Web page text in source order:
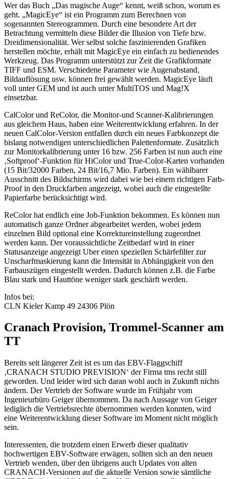
Wer das Buch „Das magische Auge“ kennt, weiß schon, worum es
geht. „MagicEye“ ist ein Programm zum Berechnen von
sogenannten Stereogrammen. Durch eine besondere Art der
Betrachtung vermitteln diese Bilder die Illusion von Tiefe bzw.
Dreidimensionalität. Wer selbst solche faszinierenden Grafiken
herstellen möchte, erhält mit MagicEye ein einfach zu bedienendes
Werkzeug. Das Programm unterstützt zur Zeit die Grafikformate
TIFF und ESM. Verschiedene Parameter wie Augenabstand,
Bildauflösung usw. können frei gewählt werden. MagicEye läuft
voll unter GEM und ist auch unter MultiTOS und Mag!X
einsetzbar.
CalColor und ReColor, die Monitor-und Scanner-Kalibrierungen
aus gleichem Haus, haben eine Weiterentwicklung erfahren. In der
neuen CalColor-Version entfallen durch ein neues Farbkonzept die
bislang notwendigen unterschiedlichen Palettenformate. Zusätzlich
zur Monitorkalibrierung unter 16 bzw. 256 Farben ist nun auch eine
‚Softproof‘-Funktion für HiColor und True-Color-Karten vorhanden
(15 Bit/32000 Farben, 24 Bit/16,7 Mio. Farben). Ein wählbarer
Ausschnitt des Bildschirms wird dabei wie bei einem richtigen Farb-
Proof in den Druckfarben angezeigt, wobei auch die eingestellte
Papierfarbe berücksichtigt wird.
ReColor hat endlich eine Job-Funktion bekommen. Es können nun
automatisch ganze Ordner abgearbeitet werden, wobei jedem
einzelnen Bild optional eine Korrektureinstellung zugeordnet
werden kann. Der voraussichtliche Zeitbedarf wird in einer
Statusanzeige angezeigt Uber einen speziellen Schärfefilter zur
Unscharfmaskierung kann die Intensität in Abhängigkeit von den
Farbauszügen eingestellt werden. Dadurch können z.B. die Farbe
Blau stark und Hauttöne weniger stark geschärft werden.
Infos bei:
CLN Kieler Kamp 49 24306 Plön
Cranach Provision, Trommel-Scanner am
TT
Bereits seit längerer Zeit ist es um das EBV-Flaggschiff
‚CRANACH STUDIO PREVISION‘ der Firma tms recht still
geworden. Und leider wird sich daran wohl auch in Zukunft nichts
ändern. Der Vertrieb der Software wurde im Frühjahr vom
Ingenieurbüro Geiger übernommen. Da nach Aussage von Geiger
lediglich die Vertriebsrechte übernommen werden konnten, wird
eine Weiterentwicklung dieser Software im Moment nicht möglich
sein.
Interessenten, die trotzdem einen Erwerb dieser qualitativ
hochwertigen EBV-Software erwägen, sollten sich an den neuen
Vertrieb wenden, über den übrigens auch Updates von alten
CRANACH-Versionen auf die aktuelle Version sowie sämtliche